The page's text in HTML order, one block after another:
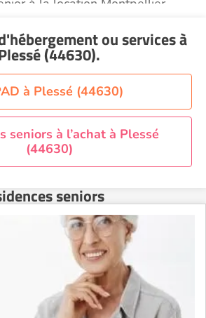
à la location Montpellier
à la location Nantes
à la location Orléans
à la location Perpignan
à la location Reims
à la location Rennes
à la location Toulouse
ou servicesà
(44630).
à Plessé (44630)
seniors à l’achat à Plessé
(44630)
seniors